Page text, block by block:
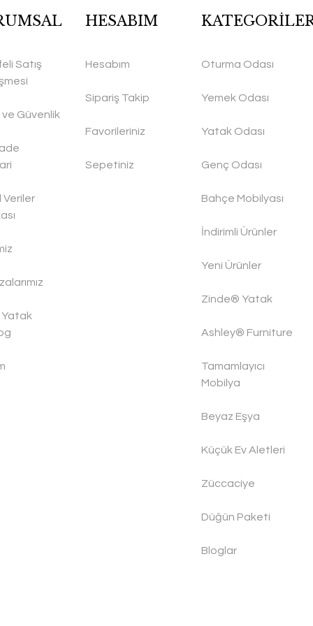
Satış
ve Güvenlik
Veriler
HESABIM
Hesabım
Sipariş Takip
Favorileriniz
Sepetiniz
Oturma Odası
Yemek Odası
Yatak Odası
Genç Odası
Bahçe Mobilyası
İndirimli Ürünler
Yeni Ürünler
Zinde® Yatak
Ashley® Furniture
Tamamlayıcı
Mobilya
Beyaz Eşya
Küçük Ev Aletleri
Züccaciye
Düğün Paketi
Bloglar